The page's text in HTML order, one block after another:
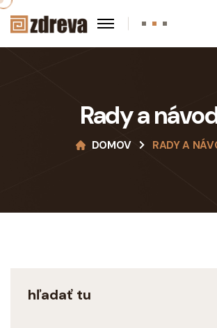
Rady a
DOMOV RADY A
hľadať tu